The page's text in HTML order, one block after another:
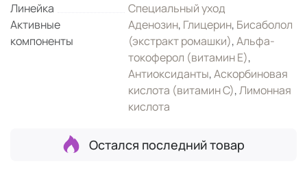
Линейка
Специальный уход
Активные
компоненты
Аденозин, Глицерин, Бисаболол
(экстракт ромашки),Альфа-
токоферол (витамин Е),
Антиоксиданты,Аскорбиновая
кислота (витамин С),Лимонная
кислота
Остался последний товар